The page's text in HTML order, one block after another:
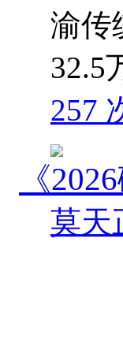
渝传
32.5
257
《
莫天